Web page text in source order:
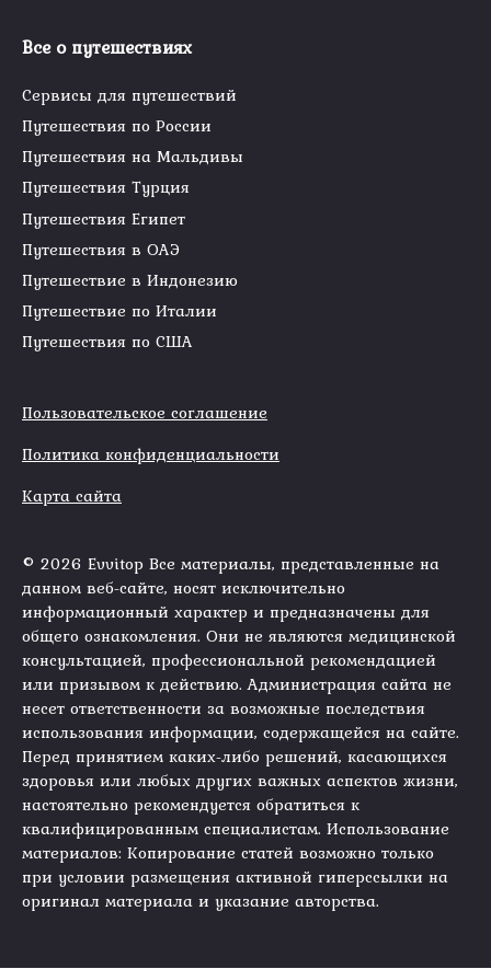
Все о путешествиях
Сервисы для путешествий
Путешествия по России
Путешествия на Мальдивы
Путешествия Турция
Путешествия Египет
Путешествия в ОАЭ
Путешествие в Индонезию
Путешествие по Италии
Путешествия по США
Пользовательское соглашение
Политика конфиденциальности
Карта сайта
© 2026 Evvitop Все материалы, представленные на
данном веб-сайте, носят исключительно
информационный характер и предназначены для
общего ознакомления. Они не являются медицинской
консультацией, профессиональной рекомендацией
или призывом к действию. Администрация сайта не
несет ответственности за возможные последствия
использования информации, содержащейся на сайте.
Перед принятием каких-либо решений, касающихся
здоровья или любых других важных аспектов жизни,
настоятельно рекомендуется обратиться к
квалифицированным специалистам. Использование
материалов: Копирование статей возможно только
при условии размещения активной гиперссылки на
оригинал материала и указание авторства.